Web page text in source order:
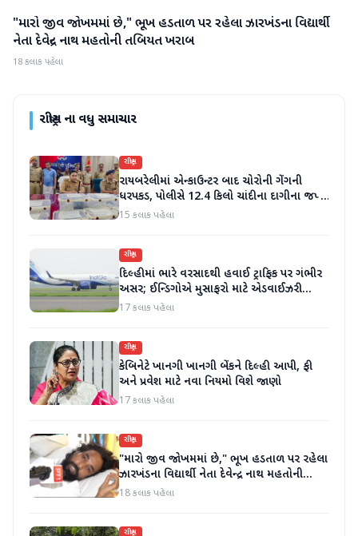
રાષ્ટ્રીય
"મારો જીવ જોખમમાં છે," ભૂખ હડતાળ પર રહેલા ઝારખંડના વિદ્યાર્થી
નેતા દેવેન્દ્ર નાથ મહતોની તબિયત ખરાબ
18 કલાક પહેલા
રાષ્ટ્રીયના વધુ સમાચાર
રાષ્ટ્રીય
રાયબરેલીમાં એન્કાઉન્ટર બાદ ચોરોની ગેંગની
ધરપકડ, પોલીસે 12.4 કિલો ચાંદીના દાગીના જપ્ત
કર્યા
15 કલાક પહેલા
રાષ્ટ્રીય
દિલ્હીમાં ભારે વરસાદથી હવાઈ ટ્રાફિક પર ગંભીર
અસર; ઈન્ડિગોએ મુસાફરો માટે એડવાઈઝરી
જાહેર કરી
17 કલાક પહેલા
રાષ્ટ્રીય
કેબિનેટે ખાનગી ખાનગી બેંકને દિલ્હી આપી, ફી
અને પ્રવેશ માટે નવા નિયમો વિશે જાણો
17 કલાક પહેલા
રાષ્ટ્રીય
"મારો જીવ જોખમમાં છે," ભૂખ હડતાળ પર રહેલા
ઝારખંડના વિદ્યાર્થી નેતા દેવેન્દ્ર નાથ મહતોની
તબિયત ખરાબ
18 કલાક પહેલા
રાષ્ટ્રીય